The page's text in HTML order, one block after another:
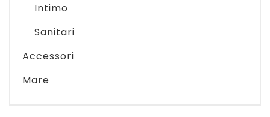
Intimo
Sanitari
Accessori
Mare